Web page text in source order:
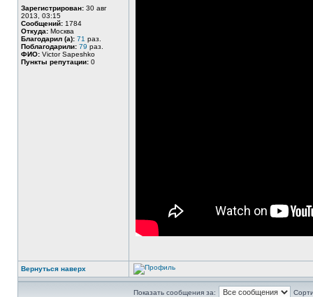
Зарегистрирован: 30 авг
2013, 03:15
Сообщений: 1784
Откуда: Москва
Благодарил (а): 71 раз.
Поблагодарили: 79 раз.
ФИО: Victor Sapeshko
Пункты репутации: 0
Вернуться наверх
Показать сообщения за: